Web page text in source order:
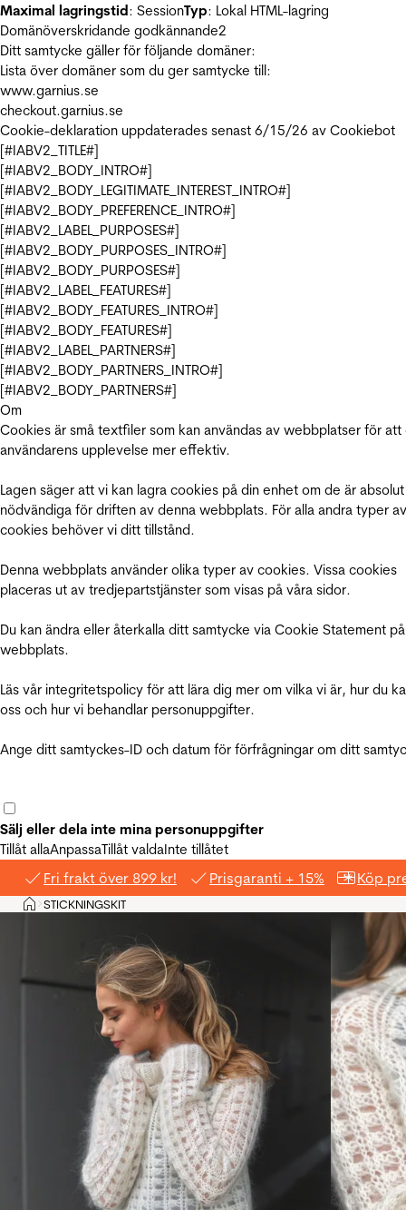
Maximal lagringstid: SessionTyp: Lokal HTML-lagring
Domänöverskridande godkännande2
Ditt samtycke gäller för följande domäner:
Lista över domäner som du ger samtycke till:
www.garnius.se
checkout.garnius.se
Cookie-deklaration uppdaterades senast 6/15/26 av Cookiebot
[#IABV2_TITLE#]
[#IABV2_BODY_INTRO#]
[#IABV2_BODY_LEGITIMATE_INTEREST_INTRO#]
[#IABV2_BODY_PREFERENCE_INTRO#]
[#IABV2_LABEL_PURPOSES#]
[#IABV2_BODY_PURPOSES_INTRO#]
[#IABV2_BODY_PURPOSES#]
[#IABV2_LABEL_FEATURES#]
[#IABV2_BODY_FEATURES_INTRO#]
[#IABV2_BODY_FEATURES#]
[#IABV2_LABEL_PARTNERS#]
[#IABV2_BODY_PARTNERS_INTRO#]
[#IABV2_BODY_PARTNERS#]
Om
Cookies är små textfiler som kan användas av webbplatser för att
användarens upplevelse mer effektiv.
Lagen säger att vi kan lagra cookies på din enhet om de är absolut
nödvändiga för driften av denna webbplats. För alla andra typer av
cookies behöver vi ditt tillstånd.
Denna webbplats använder olika typer av cookies. Vissa cookies
placeras ut av tredjepartstjänster som visas på våra sidor.
Du kan ändra eller återkalla ditt samtycke via Cookie Statement
webbplats.
Läs vår integritetspolicy för att lära dig mer om vilka vi är, hur du
oss och hur vi behandlar personuppgifter.
Ange ditt samtyckes-ID och datum för förfrågningar om ditt
Sälj eller dela inte mina personuppgifter
Tillåt allaAnpassaTillåt valdaInte tillåtet
Fri frakt över 899 kr! Prisgaranti + 15% Köp
Hem
>STICKNINGSKIT